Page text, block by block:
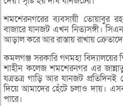
শমশেরনগরের ব্যবসায়ী তোয়াবুর
বাজারে যানজট এখন নিত্যসঙ্গী।
আড়াল করে আর রাস্তায় রাখায়
কমলগঞ্জ সরকারি গণমহা বিদ্যালয়ের
শাহীন কলেজ শমশেরনগর এর
যত্রতত্র গাড়ি আর যানজট প্রতিদিনই
দিয়ে আমাদের হেঁটে চলাও দায়।
পারে।